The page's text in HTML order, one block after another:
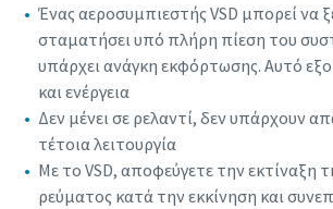
Ένας αεροσυμπιεστής VSD μπορεί να
σταματήσει υπό πλήρη πίεση του
υπάρχει ανάγκη εκφόρτωσης. Αυτό
και ενέργεια
Δεν μένει σε ρελαντί, δεν υπάρχουν
τέτοια λειτουργία
Με το VSD, αποφεύγετε την εκτίναξη
ρεύματος κατά την εκκίνηση και